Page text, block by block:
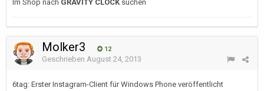
Im Shop nach GRAVITY CLOCKsuchen
Molker3 12
Geschrieben August 24, 2013
6tag: Erster Instagram-Client für Windows Phone veröffentlicht